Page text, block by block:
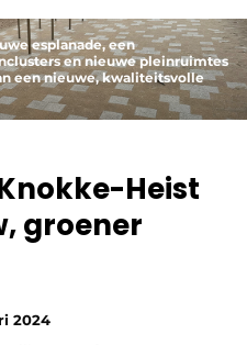
esplanade, een
en nieuwe pleinruimtes
een nieuwe, kwaliteitsvolle
Heist
groener
2024